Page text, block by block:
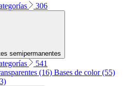
306
semipermanentes
541
(16) Bases de color (55)